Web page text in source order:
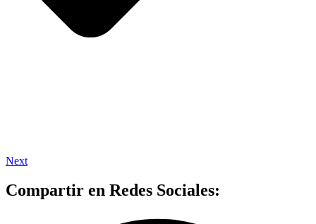
Next
Compartir en Redes Sociales: